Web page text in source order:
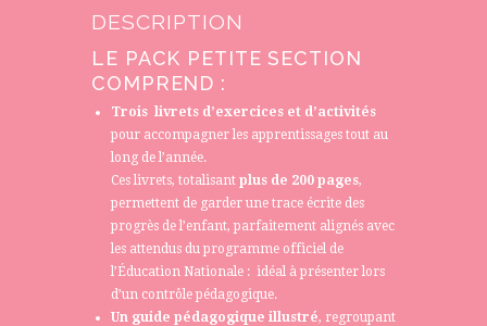
DESCRIPTION
LE PACK PETITE SECTION
COMPREND :
Trois livrets d’exercices et d’activités
pour accompagner les apprentissages tout au
long de l’année.
Ces livrets, totalisant plus de 200 pages,
permettent de garder une trace écrite des
progrès de l’enfant, parfaitement alignés avec
les attendus du programme officiel de
l’Éducation Nationale : idéal à présenter lors
d’un contrôle pédagogique.
Un guide pédagogique illustré, regroupant